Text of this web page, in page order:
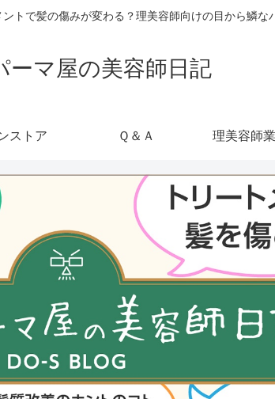
トで髪の傷みが変わる？理美容師向けの目から鱗
ーマ屋の美容師日記
ストア Ｑ＆Ａ 理美容師